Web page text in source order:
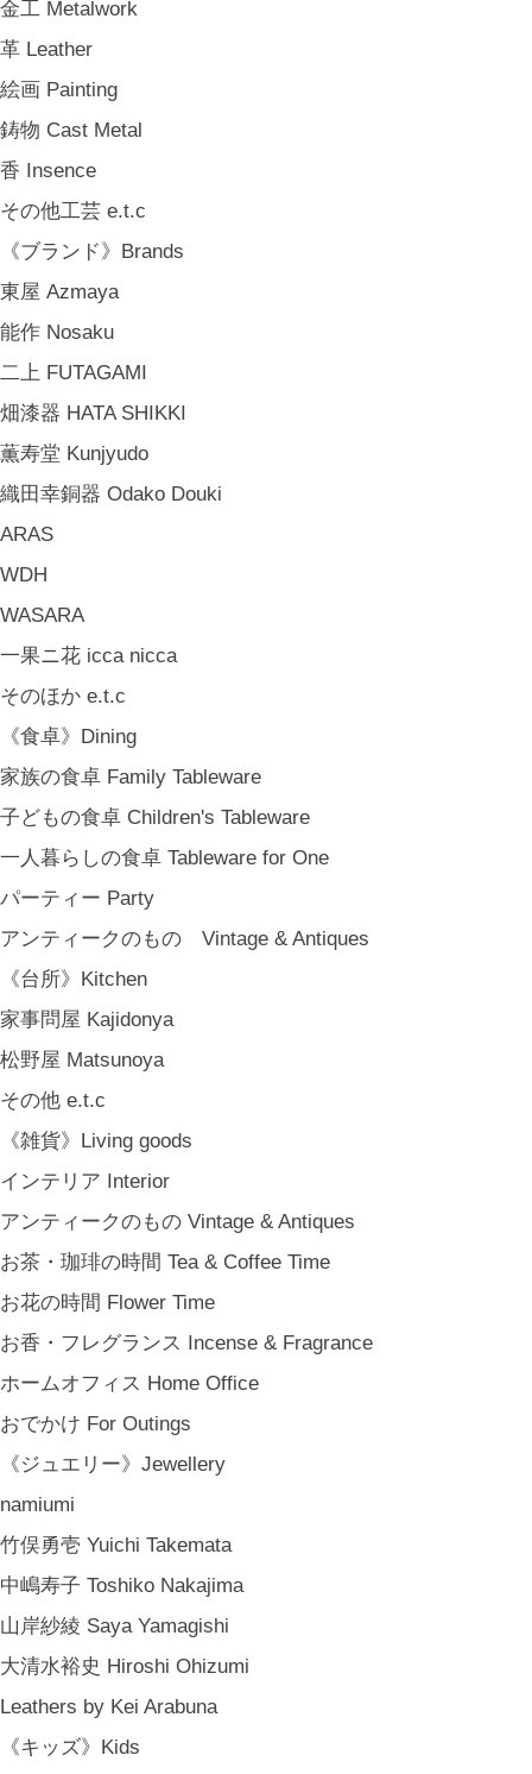
金工 Metalwork
革 Leather
絵画 Painting
鋳物 Cast Metal
香 Insence
その他工芸 e.t.c
《ブランド》Brands
東屋 Azmaya
能作 Nosaku
二上 FUTAGAMI
畑漆器 HATA SHIKKI
薫寿堂 Kunjyudo
織田幸銅器 Odako Douki
ARAS
WDH
WASARA
一果ニ花 icca nicca
そのほか e.t.c
《食卓》Dining
家族の食卓 Family Tableware
子どもの食卓 Children's Tableware
一人暮らしの食卓 Tableware for One
パーティー Party
アンティークのもの Vintage & Antiques
《台所》Kitchen
家事問屋 Kajidonya
松野屋 Matsunoya
その他 e.t.c
《雑貨》Living goods
インテリア Interior
アンティークのもの Vintage & Antiques
お茶・珈琲の時間 Tea & Coffee Time
お花の時間 Flower Time
お香・フレグランス Incense & Fragrance
ホームオフィス Home Office
おでかけ For Outings
《ジュエリー》Jewellery
namiumi
竹俣勇壱 Yuichi Takemata
中嶋寿子 Toshiko Nakajima
山岸紗綾 Saya Yamagishi
大清水裕史 Hiroshi Ohizumi
Leathers by Kei Arabuna
《キッズ》Kids
山岸紗綾 Saya Yamagishi
大清水裕史 Hiroshi Ohizumi
絵本 Children's Books
MONSTER
《オリジナル》Original
《古道具》Vintage & Antiques
ハナレきりゅう Hanare Kiryuh
《輸入品》Imported goods
ギフト包装 Gift Wrapping
内祝い Thank You Gifts
新築祝い Housewarming Gifts
結婚祝い Wedding Gifts
結婚式の引出物 Wedding Favors
誕生日プレゼント Birthday Gifts
バレンタインデー Valentine's Day
夏 Summer
秋 Autumn
冬 Winter
《ご予約》Made to Order